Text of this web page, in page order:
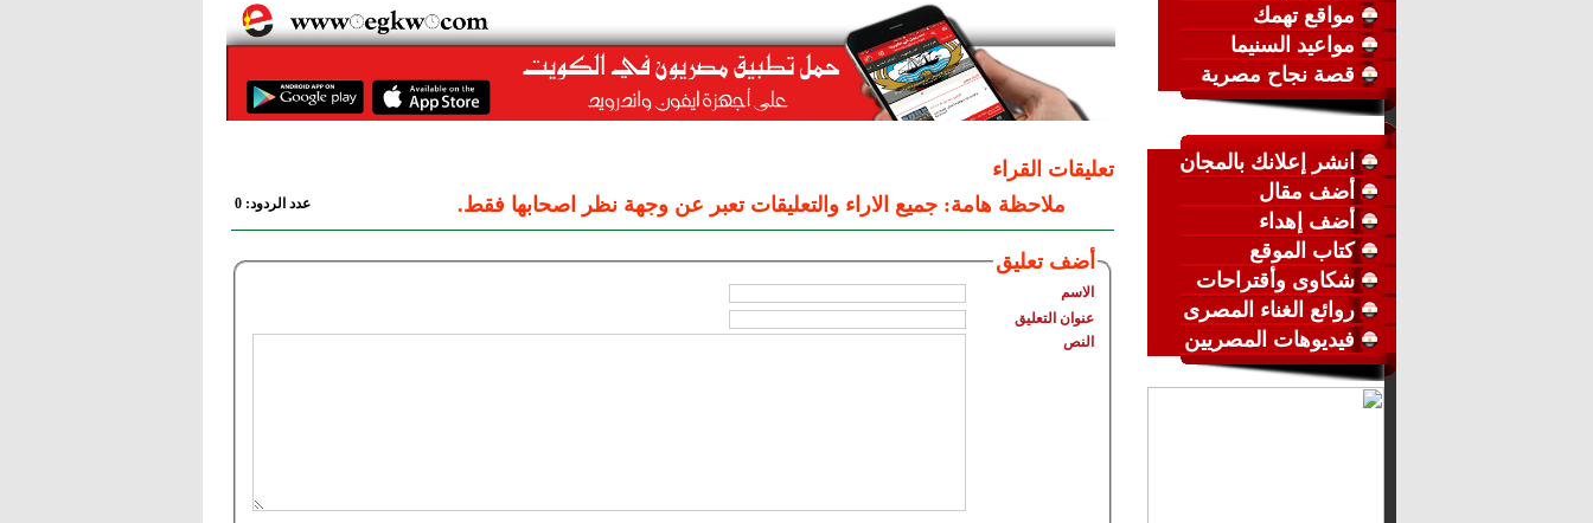
مواقع تهمك
مواعيد السنيما
قصة نجاح مصرية
انشر إعلانك بالمجان
أضف مقال
أضف إهداء
كتاب الموقع
شكاوى وأقتراحات
روائع الغناء المصرى
فيديوهات المصريين
تعليقات القراء
ملاحظة هامة: جميع الاراء والتعليقات تعبر عن وجهة نظر اصحابها فقط.
عدد الردود: 0
أضف تعليق
الاسم
عنوان التعليق
النص